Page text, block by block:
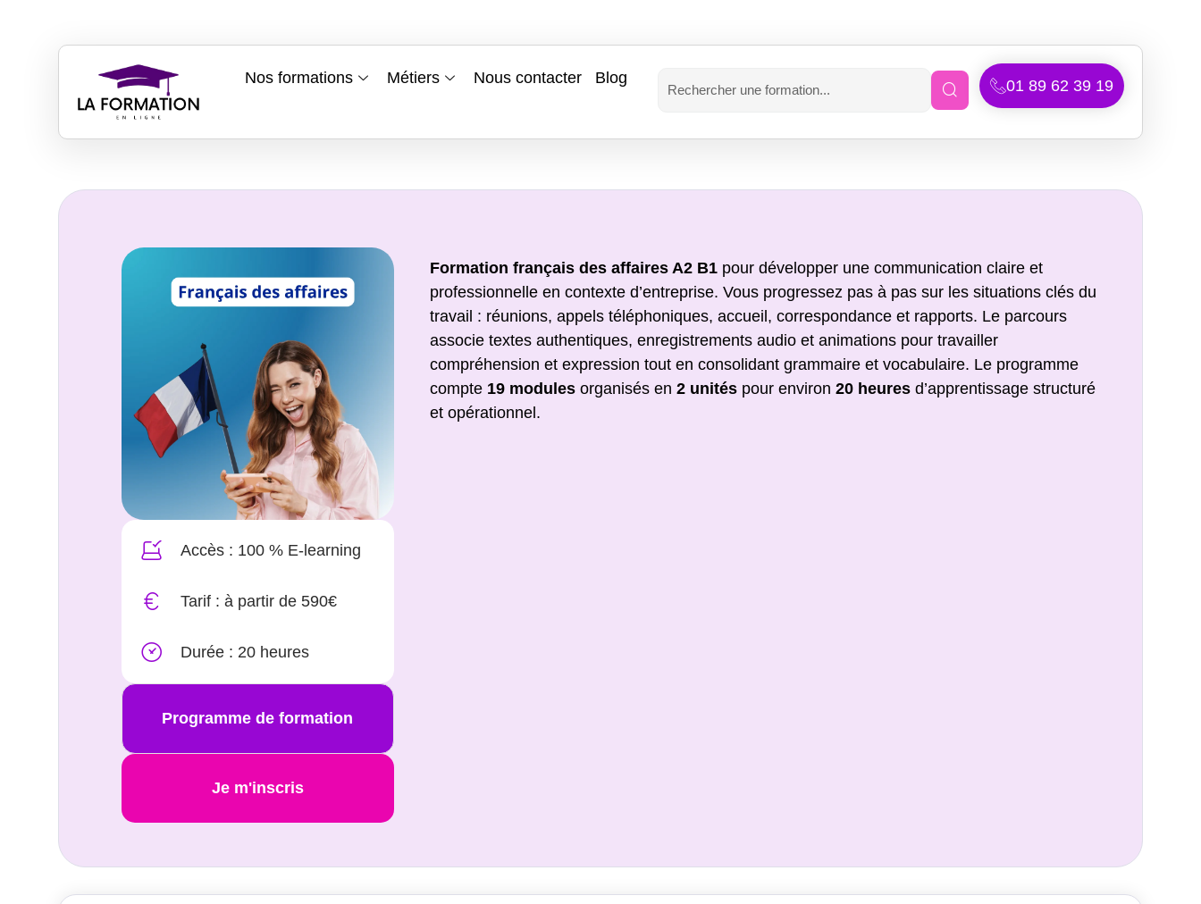
Nos formations Métiers Nous contacter Blog 01 89 62 39 19
Accès : 100 % E-learning
Tarif : à partir de 590€
Durée : 20 heures
Programme de formation
Je m'inscris
Formation français des affaires A2 B1pour développer une communication claire et
professionnelle en contexte d’entreprise. Vous progressez pas à pas sur les situations clés du
travail : réunions, appels téléphoniques, accueil, correspondance et rapports. Le parcours
associe textes authentiques, enregistrements audio et animations pour travailler
compréhension et expression tout en consolidant grammaire et vocabulaire. Le programme
compte 19 modulesorganisés en 2 unitéspour environ 20 heuresd’apprentissage structuré
et opérationnel.